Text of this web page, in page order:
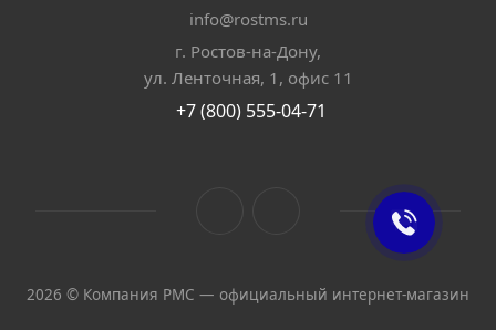
info@rostms.ru
г. Ростов-на-Дону,
ул. Ленточная, 1, офис 11
+7 (800) 555-04-71
2026 © Компания РМС — официальный интернет-магазин